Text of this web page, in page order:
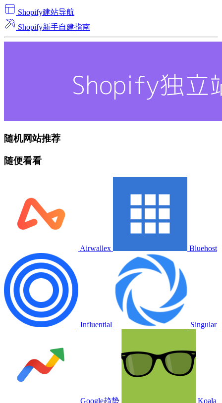
Shopify建站导航
Shopify新手自建指南
随机网站推荐
随便看看
Airwallex Bluehost
Influential Singular
Google趋势 Koala